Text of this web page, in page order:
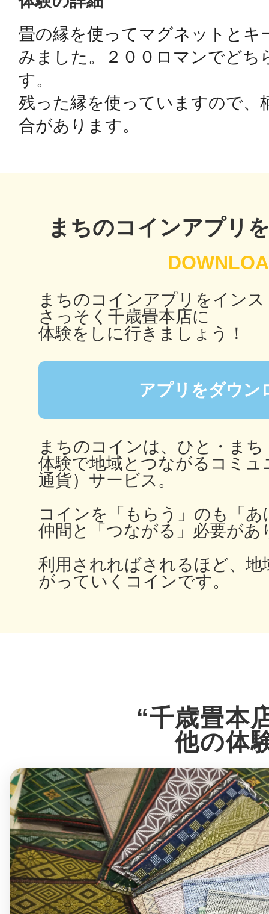
URLをコピー
畳の縁を使ってマグネットとキ
みました。２００ロマンでどち
す。
残った縁を使っていますので、
合があります。
まちのコインアプリ
まちのコインアプリをイン
さっそく千歳畳本店に
体験をしに行きましょう！
アプリをダウン
まちのコインは、ひと・ま
体験で地域とつながるコミュ
通貨）サービス。
コインを「もらう」のも「
仲間と「つながる」必要があ
利用されればされるほど、地
がっていくコインです。
“千歳畳本
他の体
池袋
生駒
秋葉原
日置
高知市
多度津
厚木
八尾